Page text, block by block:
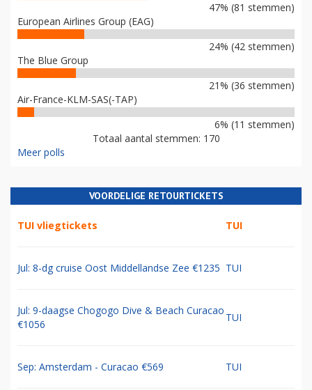
47% (81 stemmen)
European Airlines Group (EAG)
24% (42 stemmen)
The Blue Group
21% (36 stemmen)
Air-France-KLM-SAS(-TAP)
6% (11 stemmen)
Totaal aantal stemmen: 170
Meer polls
VOORDELIGE RETOURTICKETS
TUI vliegtickets TUI
Jul: 8-dg cruise Oost Middellandse Zee €1235 TUI
Jul: 9-daagse Chogogo Dive & Beach Curacao
€1056
TUI
Sep: Amsterdam - Curacao €569 TUI